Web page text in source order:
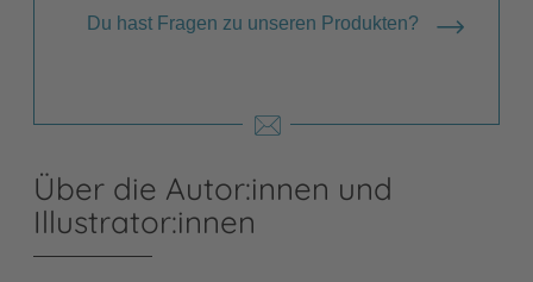
Du hast Fragen zu unseren Produkten?
Über die Autor:innen und
Illustrator:innen